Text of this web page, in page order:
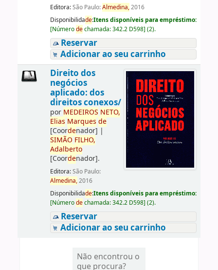
Editora:São Paulo:Almedina,2016
Disponibilidade:Itens disponíveis para empréstimo:
[Númerodechamada:342.2 D598] (2).
Reservar
Adicionar ao seu carrinho
Direito dos
negócios
aplicado: dos
direitos conexos/
por MEDEIROS NETO,
Elias Marques de
[Coordenador] |
SIMÃO FILHO,
Adalberto
[Coordenador].
Editora:São Paulo:
Almedina,2016
Disponibilidade:Itens disponíveis para empréstimo:
[Númerodechamada:342.2 D598] (2).
Reservar
Adicionar ao seu carrinho
Não encontrou o
que procura?